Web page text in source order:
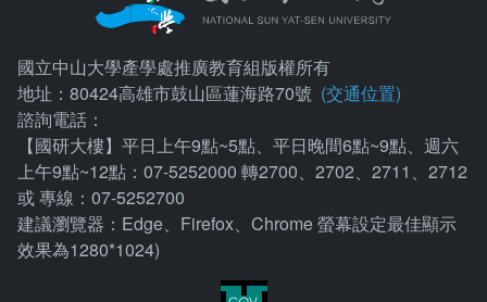
國立中山大學產學處推廣教育組版權所有
地址：80424高雄市鼓山區蓮海路70號 (交通位置)
諮詢電話：
【國研大樓】平日上午9點~5點、平日晚間6點~9點、週六
上午9點~12點：07-5252000 轉2700、2702、2711、2712
或 專線：07-5252700
建議瀏覽器：Edge、Firefox、Chrome 螢幕設定最佳顯示
效果為1280*1024)